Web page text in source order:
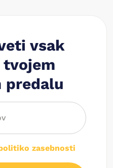
vsak
tvojem
predalu
zasebnosti